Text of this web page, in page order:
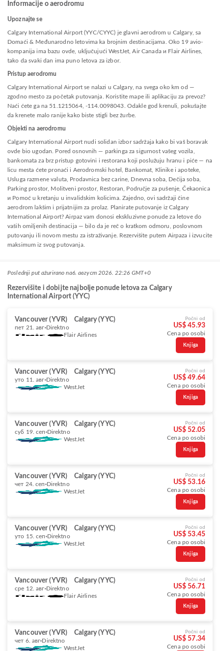
Informacije o aerodromu
Upoznajte se
Calgary International Airport (YYC/CYYC) je glavni aerodrom u Calgary, sa
Domaći & Međunarodno letovima ka brojnim destinacijama. Oko 19 avio-
kompanija ima bazu ovde, uključujući WestJet, Air Canada и Flair Airlines,
tako da svaki dan ima puno letova za izbor.
Pristup aerodromu
Calgary International Airport se nalazi u Calgary, na svega oko km od —
zgodno mesto za početak putovanja. Koristite mape ili aplikaciju za prevoz?
Naći ćete ga na 51.1215064, -114.0098043. Odakle god krenuli, pokušajte
da krenete malo ranije kako biste stigli bez žurbe.
Objekti na aerodromu
Calgary International Airport nudi solidan izbor sadržaja kako bi vaš boravak
ovde bio ugodan. Pored osnovnih — parkinga za sigurnost vašeg vozila,
bankomata za brz pristup gotovini i restorana koji poslužuju hranu i piće — na
licu mesta ćete pronaći i Aerodromski hotel, Bankomat, Klinike i apoteke,
Usluga razmene valuta, Prodavnica bez carine, Dnevna soba, Dečija soba,
Parking prostor, Molitveni prostor, Restoran, Područje za pušenje, Čekaonica
и Pomoć u kretanju u invalidskim kolicima. Zajedno, ovi sadržaji čine
aerodrom lakšim i prijatnijim za prolaz. Planirate putovanje iz Calgary
International Airport? Airpaz vam donosi ekskluzivne ponude za letove do
vaših omiljenih destinacija — bilo da je reč o kratkom odmoru, poslovnom
putovanju ili novom mestu za istraživanje. Rezervišite putem Airpaza i izvucite
maksimum iz svog putovanja.
Poslednji put ažurirano na6. август 2026. 22:26 GMT+0
Rezervišite i dobijte najbolje ponude letova za Calgary
International Airport (YYC)
Vancouver (YVR) Calgary (YYC)
пет 21. авг Direktno
Flair Airlines
Počni od
US$ 45.93
Cena po osobi
Knjiga
Vancouver (YVR) Calgary (YYC)
уто 11. авг Direktno
WestJet
Počni od
US$ 49.64
Cena po osobi
Knjiga
Vancouver (YVR) Calgary (YYC)
суб 19. сеп Direktno
WestJet
Počni od
US$ 52.05
Cena po osobi
Knjiga
Vancouver (YVR) Calgary (YYC)
чет 24. сеп Direktno
WestJet
Počni od
US$ 53.16
Cena po osobi
Knjiga
Vancouver (YVR) Calgary (YYC)
уто 15. сеп Direktno
WestJet
Počni od
US$ 53.45
Cena po osobi
Knjiga
Vancouver (YVR) Calgary (YYC)
сре 12. авг Direktno
Flair Airlines
Počni od
US$ 56.71
Cena po osobi
Knjiga
Vancouver (YVR) Calgary (YYC)
чет 6. авг Direktno
WestJet
Počni od
US$ 57.34
Cena po osobi